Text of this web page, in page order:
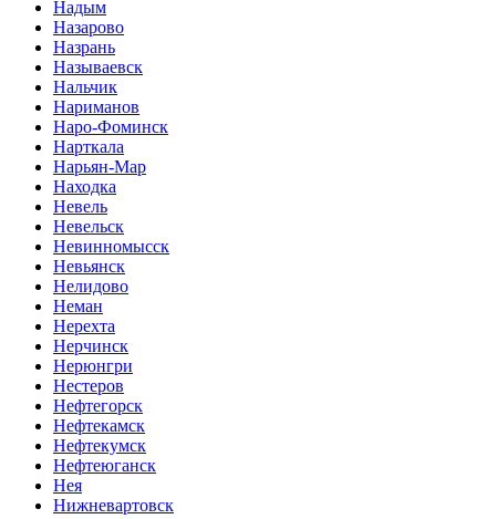
Надым
Назарово
Назрань
Называевск
Нальчик
Нариманов
Наро-Фоминск
Нарткала
Нарьян-Мар
Находка
Невель
Невельск
Невинномысск
Невьянск
Нелидово
Неман
Нерехта
Нерчинск
Нерюнгри
Нестеров
Нефтегорск
Нефтекамск
Нефтекумск
Нефтеюганск
Нея
Нижневартовск